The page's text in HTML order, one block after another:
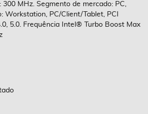
MHz. Segmento de mercado: PC,
Workstation, PC/Client/Tablet, PCI
5.0. Frequência Intel® Turbo Boost Max